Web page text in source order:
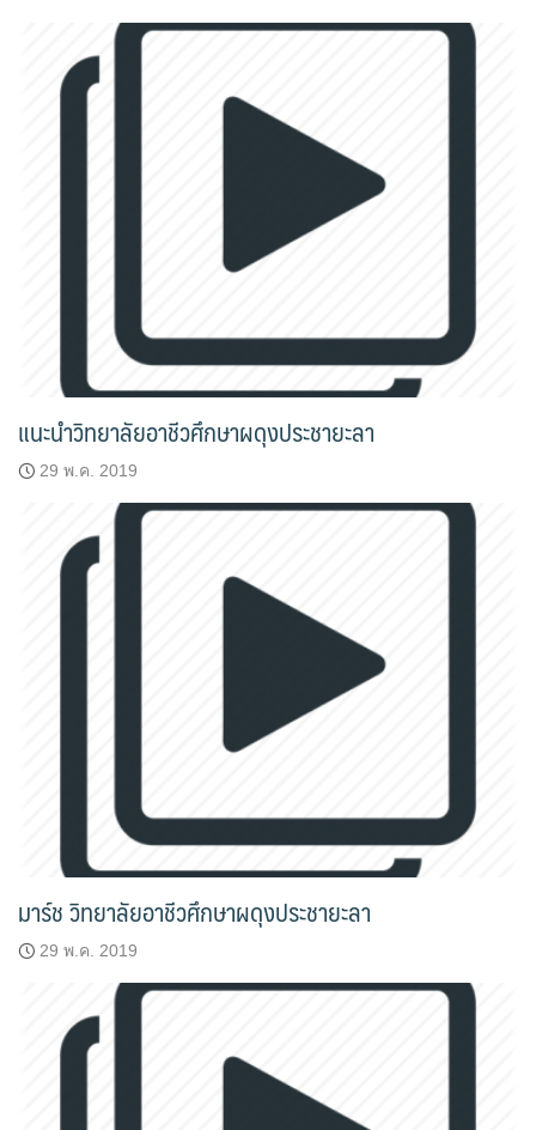
แนะนำวิทยาลัยอาชีวศึกษาผดุงประชายะลา
29 พ.ค. 2019
มาร์ช วิทยาลัยอาชีวศึกษาผดุงประชายะลา
29 พ.ค. 2019